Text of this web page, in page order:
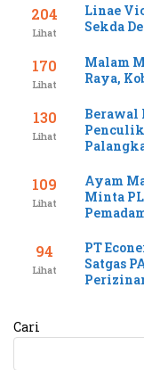
204
Lihat
Linae
Sekda
170
Lihat
Malam
Raya,
130
Lihat
Berawal
109
Lihat
Ayam
Minta
94
Lihat
PT
Satgas
Cari